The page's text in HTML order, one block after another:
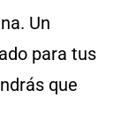
Un
para tus
que